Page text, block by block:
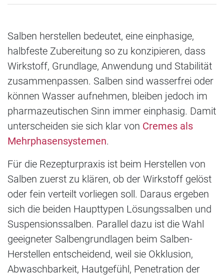
Salben herstellen bedeutet, eine einphasige,
halbfeste Zubereitung so zu konzipieren, dass
Wirkstoff, Grundlage, Anwendung und Stabilität
zusammenpassen. Salben sind wasserfrei oder
können Wasser aufnehmen, bleiben jedoch im
pharmazeutischen Sinn immer einphasig. Damit
unterscheiden sie sich klar von Cremes als
Mehrphasensystemen.
Für die Rezepturpraxis ist beim Herstellen von
Salben zuerst zu klären, ob der Wirkstoff gelöst
oder fein verteilt vorliegen soll. Daraus ergeben
sich die beiden Haupttypen Lösungssalben und
Suspensionssalben. Parallel dazu ist die Wahl
geeigneter Salbengrundlagen beim Salben-
Herstellen entscheidend, weil sie Okklusion,
Abwaschbarkeit, Hautgefühl, Penetration der